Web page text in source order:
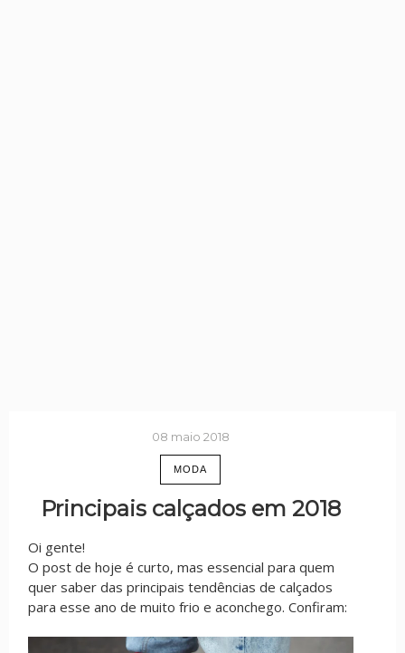
08 maio 2018
MODA
Principais calçados em 2018
Oi gente!
O post de hoje é curto, mas essencial para quem
quer saber das principais tendências de calçados
para esse ano de muito frio e aconchego. Confiram: